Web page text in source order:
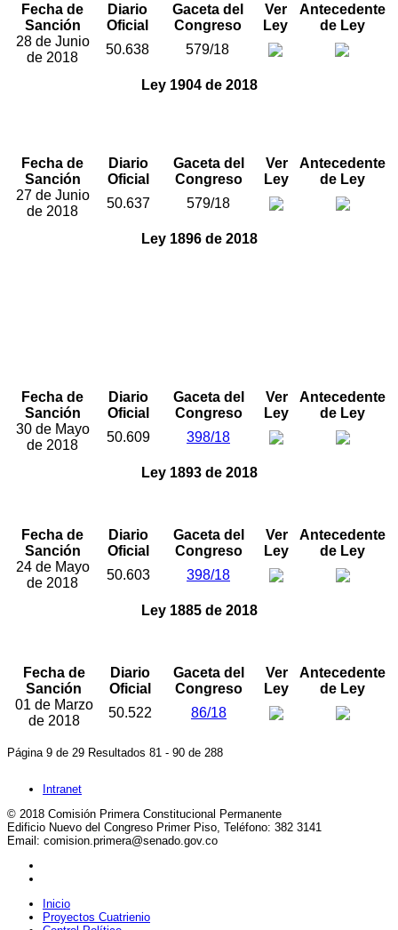
Fecha de
Sanción
Diario
Oficial
Gaceta del
Congreso
Ver
Ley
Antecedente
de Ley
28 de Junio
de 2018
50.638 579/18
Ley 1904 de 2018
Fecha de
Sanción
Diario
Oficial
Gaceta del
Congreso
Ver
Ley
Antecedente
de Ley
27 de Junio
de 2018
50.637 579/18
Ley 1896 de 2018
Fecha de
Sanción
Diario
Oficial
Gaceta del
Congreso
Ver
Ley
Antecedente
de Ley
30 de Mayo
de 2018
50.609 398/18
Ley 1893 de 2018
Fecha de
Sanción
Diario
Oficial
Gaceta del
Congreso
Ver
Ley
Antecedente
de Ley
24 de Mayo
de 2018
50.603 398/18
Ley 1885 de 2018
Fecha de
Sanción
Diario
Oficial
Gaceta del
Congreso
Ver
Ley
Antecedente
de Ley
01 de Marzo
de 2018
50.522 86/18
Página 9 de 29 Resultados 81 - 90 de 288
Intranet
© 2018 Comisión Primera Constitucional Permanente
Edificio Nuevo del Congreso Primer Piso, Teléfono: 382 3141
Email: comision.primera@senado.gov.co
Inicio
Proyectos Cuatrienio